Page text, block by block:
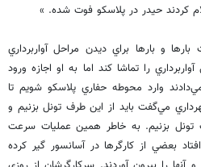
كردند حيدر در پلاسكو فوت شده. »
و بارها براي ديدن مراحل آوار‌برداري
را تماشا كند اما به او اجازه ورود
وارد محوطه حفاري پلاسكو شويم تا
مي‌گفت بايد از اين طرف تونل بزنيم و
بزنيم. به خاطر همين عمليات سرعت
بعضي از كارگرها در آسانسور گير كرده